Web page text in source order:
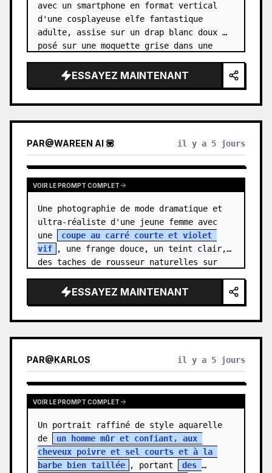
avec un smartphone en format vertical
d'une cosplayeuse elfe fantastique
adulte, assise sur un drap blanc doux
posé sur une moquette grise dans une
sujet est {argument name="characte…
ESSAYEZ MAINTENANT
PAR@WAREEN AI 💟 il y a 5 jours
VOIR LE PROMPT COMPLET
Une photographie de mode dramatique et
ultra-réaliste d'une jeune femme avec
une
coupe au carré courte et violet
vif
, une frange douce, un teint clair,
des taches de rousseur naturelles sur
ESSAYEZ MAINTENANT
PAR@KARLOS il y a 5 jours
VOIR LE PROMPT COMPLET
Un portrait raffiné de style aquarelle
de
un homme mûr et confiant, aux
cheveux poivre et sel courts et à la
barbe bien taillée
, portant
des